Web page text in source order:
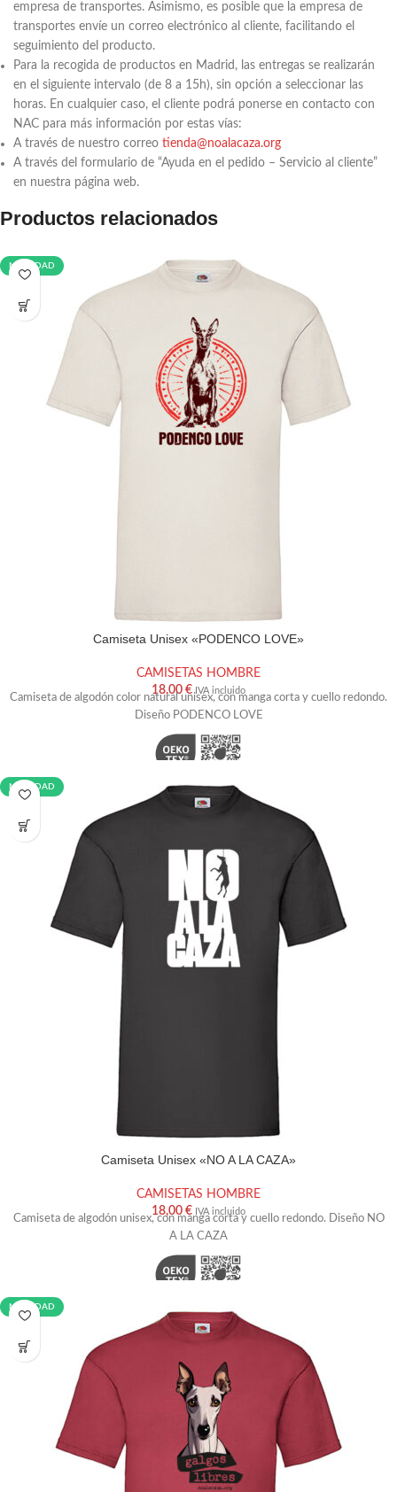
empresa de transportes. Asimismo, es posible que la empresa de
transportes envíe un correo electrónico al cliente, facilitando el
seguimiento del producto.
Para la recogida de productos en Madrid, las entregas se realizarán
en el siguiente intervalo (de 8 a 15h), sin opción a seleccionar las
horas. En cualquier caso, el cliente podrá ponerse en contacto con
NAC para más información por estas vías:
A través de nuestro correo tienda@noalacaza.org
A través del formulario de “Ayuda en el pedido – Servicio al cliente”
en nuestra página web.
Productos relacionados
NOVEDAD
AÑADIR AL CARRITO
Camiseta Unisex «PODENCO LOVE»
CAMISETAS HOMBRE
18,00 € IVA incluido
Camiseta de algodón color natural unisex, con manga corta y cuello redondo.
Diseño PODENCO LOVE
NOVEDAD
AÑADIR AL CARRITO
Camiseta Unisex «NO A LA CAZA»
CAMISETAS HOMBRE
18,00 € IVA incluido
Camiseta de algodón unisex, con manga corta y cuello redondo. Diseño NO
A LA CAZA
NOVEDAD